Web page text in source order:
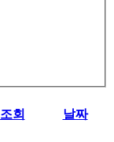
조회 날짜